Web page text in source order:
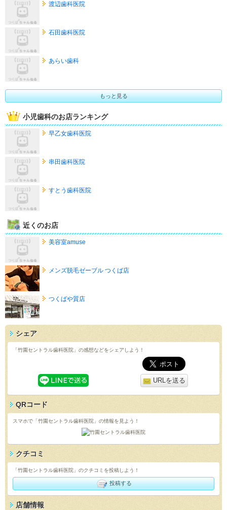
渡辺歯科医院
石田歯科医院
あらい歯科
もっと見る
小児歯科のお店ランキング
早乙女歯科医院
串田歯科医院
すとう歯科医院
近くのお店
美容室amuse
メンズ脱毛ゼーブル つくば店
つくばや質店
シェア
「竹園セントラル歯科医院」の感想などをシェアしよう！
URLを送る
QRコード
スマホで「竹園セントラル歯科医院」の情報を見よう！
クチコミ
「竹園セントラル歯科医院」のクチコミを投稿しよう！
投稿する
店舗情報